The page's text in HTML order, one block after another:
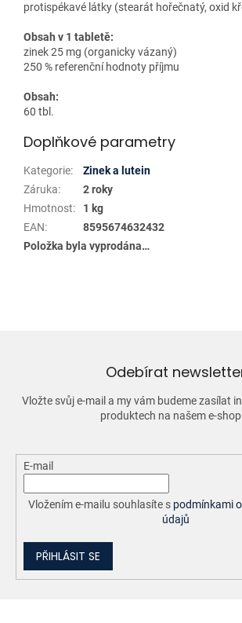
protispékavé látky (stearát hořečnatý, oxid
Obsah v 1 tabletě:
zinek 25 mg (organicky vázaný)
250 % referenční hodnoty příjmu
Obsah:
60 tbl.
Doplňkové parametry
Kategorie:
Zinek a lutein
Záruka:
2 roky
Hmotnost:
1 kg
EAN:
8595674632432
Položka byla vyprodána…
Odebírat
Vložte svůj e-mail a my vám budeme zasílat
produktech na našem e-
E-mail
Vložením e-mailu souhlasíte s podmínkami
údajů
PŘIHLÁSIT SE